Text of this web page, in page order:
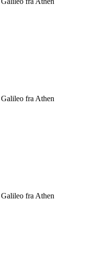
fra Athen
fra Athen